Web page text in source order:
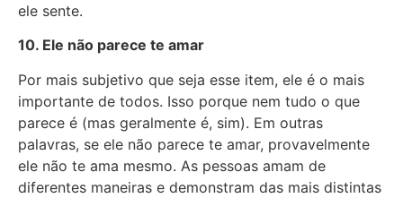
ele sente.
10. Ele não parece te amar
Por mais subjetivo que seja esse item, ele é o mais
importante de todos. Isso porque nem tudo o que
parece é (mas geralmente é, sim). Em outras
palavras, se ele não parece te amar, provavelmente
ele não te ama mesmo. As pessoas amam de
diferentes maneiras e demonstram das mais distintas